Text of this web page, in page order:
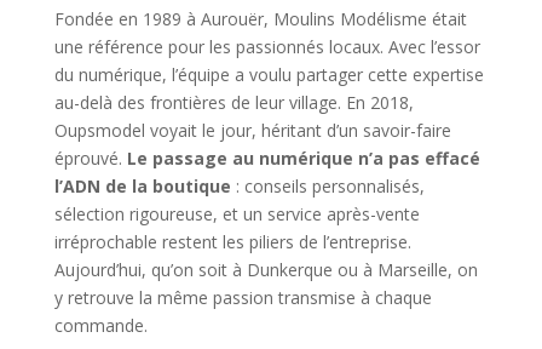
Fondée en 1989 à Aurouër, Moulins Modélisme était
une référence pour les passionnés locaux. Avec l’essor
du numérique, l’équipe a voulu partager cette expertise
au-delà des frontières de leur village. En 2018,
Oupsmodel voyait le jour, héritant d’un savoir-faire
éprouvé. Le passage au numérique n’a pas effacé
l’ADN de la boutique : conseils personnalisés,
sélection rigoureuse, et un service après-vente
irréprochable restent les piliers de l’entreprise.
Aujourd’hui, qu’on soit à Dunkerque ou à Marseille, on
y retrouve la même passion transmise à chaque
commande.